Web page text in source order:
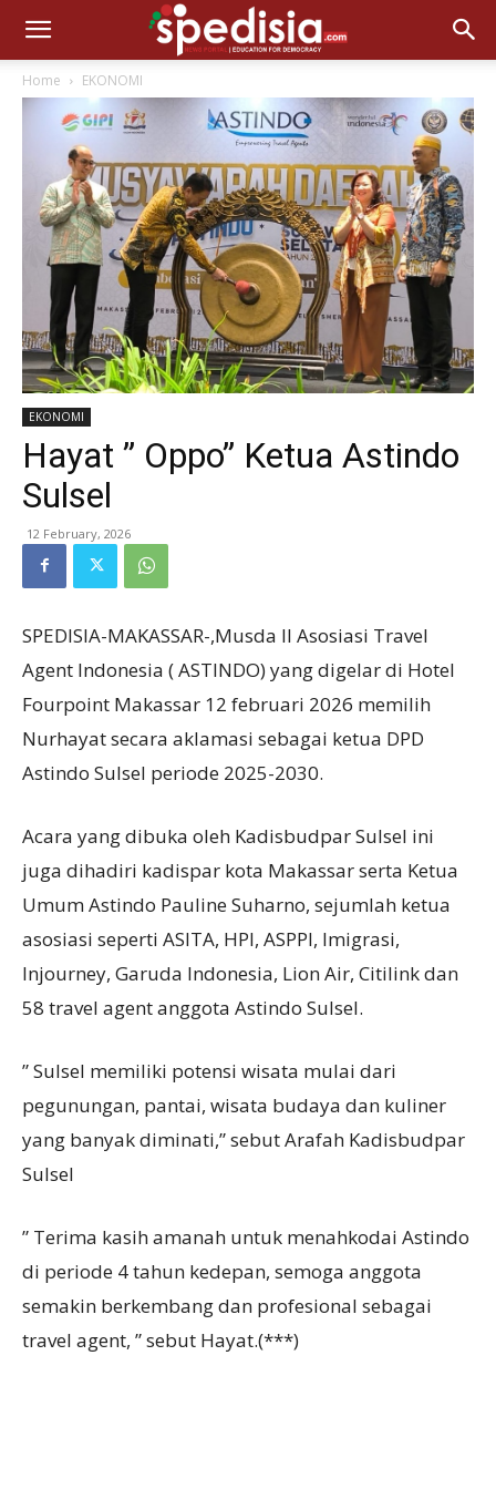
Home EKONOMI
EKONOMI
Hayat ” Oppo” Ketua Astindo
Sulsel
12 February, 2026
SPEDISIA-MAKASSAR-,Musda II Asosiasi Travel
Agent Indonesia ( ASTINDO) yang digelar di Hotel
Fourpoint Makassar 12 februari 2026 memilih
Nurhayat secara aklamasi sebagai ketua DPD
Astindo Sulsel periode 2025-2030.
Acara yang dibuka oleh Kadisbudpar Sulsel ini
juga dihadiri kadispar kota Makassar serta Ketua
Umum Astindo Pauline Suharno, sejumlah ketua
asosiasi seperti ASITA, HPI, ASPPI, Imigrasi,
Injourney, Garuda Indonesia, Lion Air, Citilink dan
58 travel agent anggota Astindo Sulsel.
” Sulsel memiliki potensi wisata mulai dari
pegunungan, pantai, wisata budaya dan kuliner
yang banyak diminati,” sebut Arafah Kadisbudpar
Sulsel
” Terima kasih amanah untuk menahkodai Astindo
di periode 4 tahun kedepan, semoga anggota
semakin berkembang dan profesional sebagai
travel agent, ” sebut Hayat.(***)